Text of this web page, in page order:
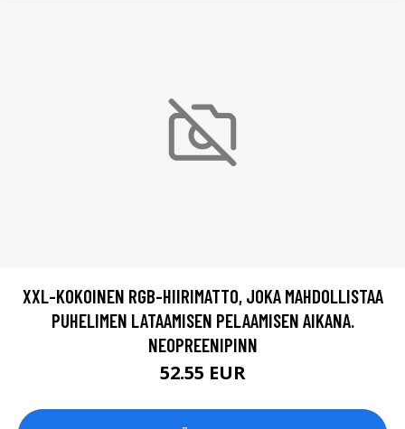
XXL-KOKOINEN RGB-HIIRIMATTO, JOKA MAHDOLLISTAA
PUHELIMEN LATAAMISEN PELAAMISEN AIKANA.
NEOPREENIPINN
52.55 EUR